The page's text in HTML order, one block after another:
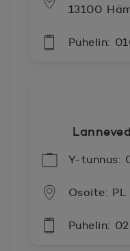
13100
Puhelin:
Y-tunnus:
Osoite:
Puhelin: